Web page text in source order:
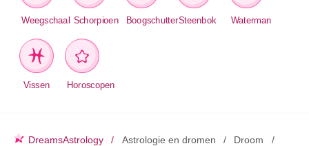
Weegschaal Schorpioen BoogschutterSteenbok Waterman
Vissen Horoscopen
DreamsAstrology Astrologie en dromen Droom